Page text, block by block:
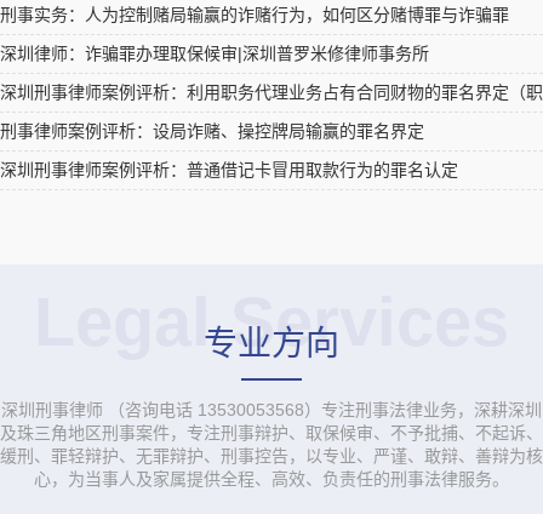
刑事实务：人为控制赌局输赢的诈赌行为，如何区分赌博罪与诈骗罪
深圳律师：诈骗罪办理取保候审|深圳普罗米修律师事务所
深圳刑事律师案例评析：利用职务代理业务占有合同财物的罪名界定（
刑事律师案例评析：设局诈赌、操控牌局输赢的罪名界定
深圳刑事律师案例评析：普通借记卡冒用取款行为的罪名认定
Legal Services
专业方向
深圳刑事律师 （咨询电话 13530053568）专注刑事法律业务，深耕深圳
及珠三角地区刑事案件，专注刑事辩护、取保候审、不予批捕、不起诉、
缓刑、罪轻辩护、无罪辩护、刑事控告，以专业、严谨、敢辩、善辩为核
心，为当事人及家属提供全程、高效、负责任的刑事法律服务。